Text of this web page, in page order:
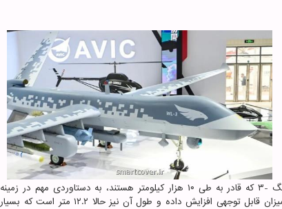
وینگ لونگ -۳ که قادر به طی ۱۰ هزار کیلومتر هستند، به دستاوردی مهم در زمینه
پهپادهای جنگی دست یافته است. برای این منظور چین اندازه پهپاد را به میزان قابل توجهی افزایش داده و طول آن نیز حالا ۱۲.۲ متر است که بسیار